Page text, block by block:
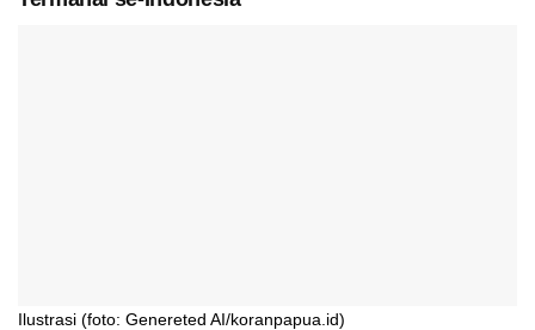
Ilustrasi (foto: Genereted AI/koranpapua.id)